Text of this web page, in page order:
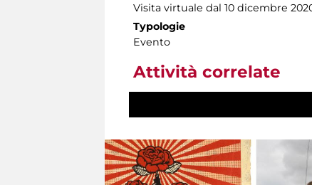
Visita virtuale dal 10 dicembre
Typologie
Evento
Attività correlate